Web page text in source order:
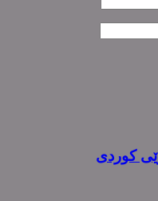
کوردی